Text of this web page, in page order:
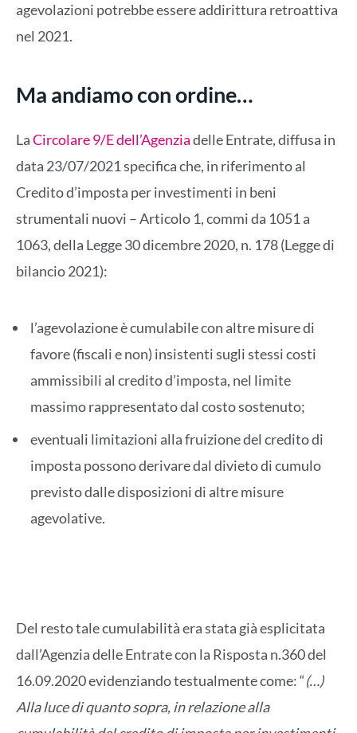
agevolazioni potrebbe essere addirittura retroattiva
nel 2021.
Ma andiamo con ordine…
LaCircolare 9/E dell’Agenziadelle Entrate, diffusa in
data 23/07/2021 specifica che, in riferimento al
Credito d’imposta per investimenti in beni
strumentali nuovi – Articolo 1, commi da 1051 a
1063, della Legge 30 dicembre 2020, n. 178 (Legge di
bilancio 2021):
l’agevolazione è cumulabile con altre misure di
favore (fiscali e non) insistenti sugli stessi costi
ammissibili al credito d’imposta, nel limite
massimo rappresentato dal costo sostenuto;
eventuali limitazioni alla fruizione del credito di
imposta possono derivare dal divieto di cumulo
previsto dalle disposizioni di altre misure
agevolative.
Del resto tale cumulabilità era stata già esplicitata
dall’Agenzia delle Entrate con la Risposta n.360 del
16.09.2020 evidenziando testualmente come: “(…)
Alla luce di quanto sopra, in relazione alla